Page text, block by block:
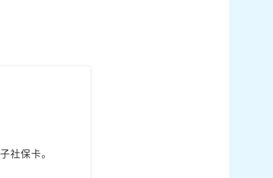
社保卡。